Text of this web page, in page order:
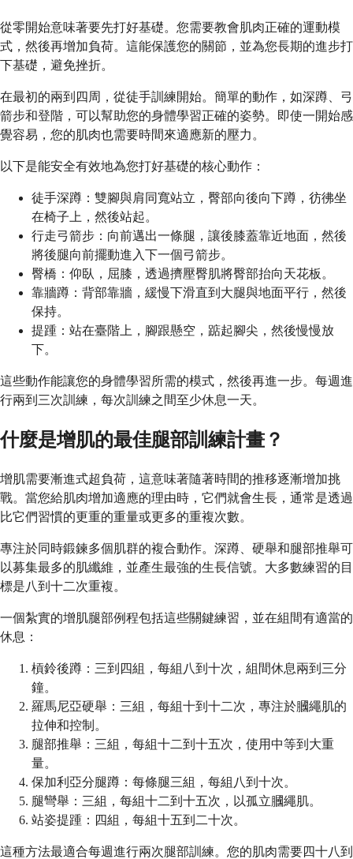
從零開始意味著要先打好基礎。您需要教會肌肉正確的運動模
式，然後再增加負荷。這能保護您的關節，並為您長期的進步打
下基礎，避免挫折。
在最初的兩到四周，從徒手訓練開始。簡單的動作，如深蹲、弓
箭步和登階，可以幫助您的身體學習正確的姿勢。即使一開始感
覺容易，您的肌肉也需要時間來適應新的壓力。
以下是能安全有效地為您打好基礎的核心動作：
徒手深蹲：雙腳與肩同寬站立，臀部向後向下蹲，彷彿坐
在椅子上，然後站起。
行走弓箭步：向前邁出一條腿，讓後膝蓋靠近地面，然後
將後腿向前擺動進入下一個弓箭步。
臀橋：仰臥，屈膝，透過擠壓臀肌將臀部抬向天花板。
靠牆蹲：背部靠牆，緩慢下滑直到大腿與地面平行，然後
保持。
提踵：站在臺階上，腳跟懸空，踮起腳尖，然後慢慢放
下。
這些動作能讓您的身體學習所需的模式，然後再進一步。每週進
行兩到三次訓練，每次訓練之間至少休息一天。
什麼是增肌的最佳腿部訓練計畫？
增肌需要漸進式超負荷，這意味著隨著時間的推移逐漸增加挑
戰。當您給肌肉增加適應的理由時，它們就會生長，通常是透過
比它們習慣的更重的重量或更多的重複次數。
專注於同時鍛鍊多個肌群的複合動作。深蹲、硬舉和腿部推舉可
以募集最多的肌纖維，並產生最強的生長信號。大多數練習的目
標是八到十二次重複。
一個紮實的增肌腿部例程包括這些關鍵練習，並在組間有適當的
休息：
槓鈴後蹲：三到四組，每組八到十次，組間休息兩到三分
鐘。
羅馬尼亞硬舉：三組，每組十到十二次，專注於膕繩肌的
拉伸和控制。
腿部推舉：三組，每組十二到十五次，使用中等到大重
量。
保加利亞分腿蹲：每條腿三組，每組八到十次。
腿彎舉：三組，每組十二到十五次，以孤立膕繩肌。
站姿提踵：四組，每組十五到二十次。
這種方法最適合每週進行兩次腿部訓練。您的肌肉需要四十八到